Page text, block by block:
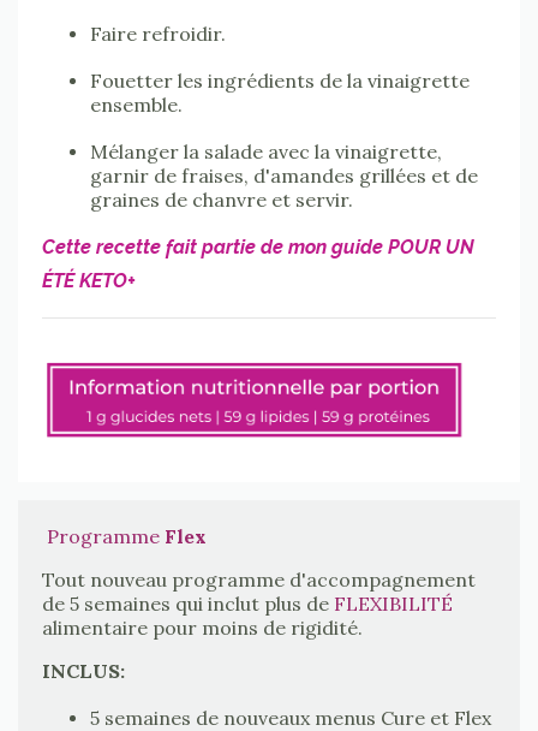
Faire refroidir.
Fouetter les ingrédients de la vinaigrette
ensemble.
Mélanger la salade avec la vinaigrette,
garnir de fraises, d'amandes grillées et de
graines de chanvre et servir.
Cette recette fait partie de mon guide POUR UN
ÉTÉ KETO+
Programme Flex
Tout nouveau programme d'accompagnement
de 5 semaines qui inclut plus de FLEXIBILITÉ
alimentaire pour moins de rigidité.
INCLUS:
5 semaines de nouveaux menus Cure et Flex